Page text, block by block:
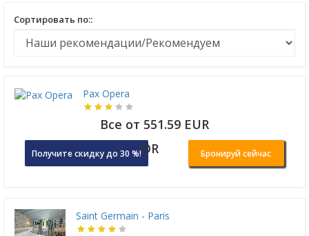
Сортировать по::
Pax Opera
Все от 551.59 EUR
Получите скидку до 30 %!OR Бронируй сейчас
Saint Germain - Paris